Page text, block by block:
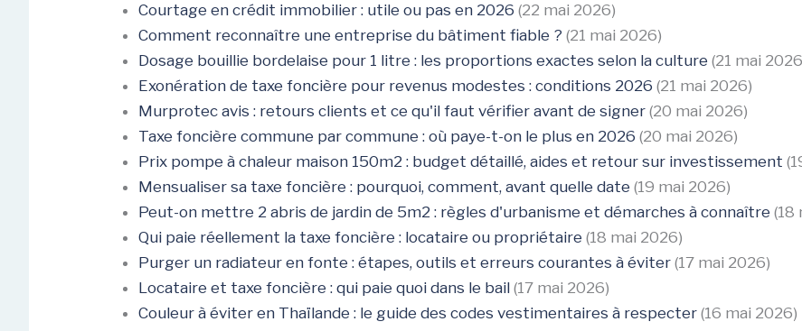
Courtage en crédit immobilier : utile ou pas en 2026 (22 mai 2026)
Comment reconnaître une entreprise du bâtiment fiable ? (21 mai 2026)
Dosage bouillie bordelaise pour 1 litre : les proportions exactes selon la culture (21 mai
Exonération de taxe foncière pour revenus modestes : conditions 2026 (21 mai 2026)
Murprotec avis : retours clients et ce qu'il faut vérifier avant de signer (20 mai 2026)
Taxe foncière commune par commune : où paye-t-on le plus en 2026 (20 mai 2026)
Prix pompe à chaleur maison 150m2 : budget détaillé, aides et retour sur investissement
Mensualiser sa taxe foncière : pourquoi, comment, avant quelle date (19 mai 2026)
Peut-on mettre 2 abris de jardin de 5m2 : règles d'urbanisme et démarches à connaître (18
Qui paie réellement la taxe foncière : locataire ou propriétaire (18 mai 2026)
Purger un radiateur en fonte : étapes, outils et erreurs courantes à éviter (17 mai 2026)
Locataire et taxe foncière : qui paie quoi dans le bail (17 mai 2026)
Couleur à éviter en Thaïlande : le guide des codes vestimentaires à respecter (16 mai 2026)